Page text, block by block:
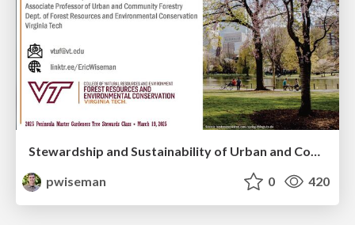
Stewardship and Sustainability of Urban and Community Forests
pwiseman
0 420